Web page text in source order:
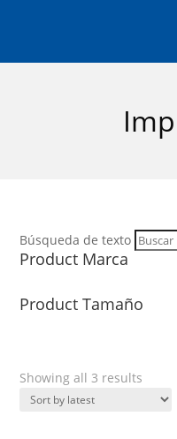
Búsqueda de texto
Product Marca
Product Tamaño
Showing all 3 results